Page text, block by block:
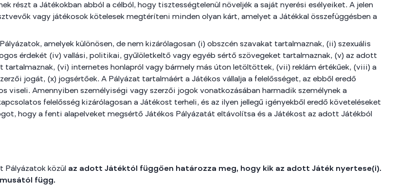
részt a Játékokban abból a célból, hogy tisztességtelenül növeljék a saját nyerési esélyeiket. A jelen
vagy játékosok kötelesek megtéríteni minden olyan kárt, amelyet a Játékkal összefüggésben a
amelyek különösen, de nem kizárólagosan (i) obszcén szavakat tartalmaznak, (ii) szexuális
érdekét (iv) vallási, politikai, gyűlöletkeltő vagy egyéb sértő szövegeket tartalmaznak, (v) az adott
(vi) internetes honlapról vagy bármely más úton letöltöttek, (vii) reklám értékűek, (viii) a
jogát, (x) jogsértőek. A Pályázat tartalmáért a Játékos vállalja a felelősséget, az ebből eredő
viseli. Amennyiben személyiségi vagy szerzői jogok vonatkozásában harmadik személynek a
felelősség kizárólagosan a Játékost terheli, és az ilyen jellegű igényekből eredő követeléseket
hogy a fenti alapelveket megsértő Játékos Pályázatát eltávolítsa és a Játékost az adott Játékból
Pályázatok közül az adott Játéktól függően határozza meg, hogy kik az adott Játék nyertese(i).
függ.